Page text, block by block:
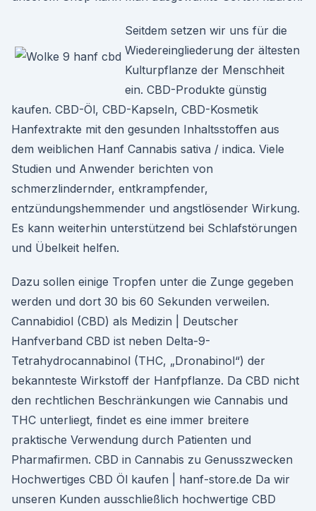
Seitdem setzen wir uns für die
Wiedereingliederung der ältesten
Kulturpflanze der Menschheit
ein. CBD-Produkte günstig
kaufen. CBD-Öl, CBD-Kapseln, CBD-Kosmetik
Hanfextrakte mit den gesunden Inhaltsstoffen aus
dem weiblichen Hanf Cannabis sativa / indica. Viele
Studien und Anwender berichten von
schmerzlindernder, entkrampfender,
entzündungshemmender und angstlösender Wirkung.
Es kann weiterhin unterstützend bei Schlafstörungen
und Übelkeit helfen.
Dazu sollen einige Tropfen unter die Zunge gegeben
werden und dort 30 bis 60 Sekunden verweilen.
Cannabidiol (CBD) als Medizin | Deutscher
Hanfverband CBD ist neben Delta-9-
Tetrahydrocannabinol (THC, „Dronabinol“) der
bekannteste Wirkstoff der Hanfpflanze. Da CBD nicht
den rechtlichen Beschränkungen wie Cannabis und
THC unterliegt, findet es eine immer breitere
praktische Verwendung durch Patienten und
Pharmafirmen. CBD in Cannabis zu Genusszwecken
Hochwertiges CBD Öl kaufen | hanf-store.de Da wir
unseren Kunden ausschließlich hochwertige CBD